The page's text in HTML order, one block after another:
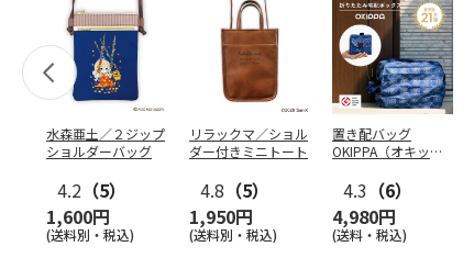
水森亜土／２ジップ
ショルダーバッグ
4.2 （5）
1,600円
(送料別・税込)
リラックマ／ショル
ダー付きミニトート
4.8 （5）
1,950円
(送料別・税込)
置き配バッグ
OKIPPA（オキッ
4.3 （6）
4,980円
(送料・税込)